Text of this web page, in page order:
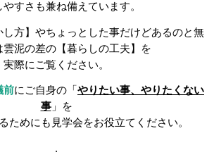
やすさも兼ね備えています。
方】やちょっとした事だけどあるのと無
雲泥の差の【暮らしの工夫】を
実際にご覧ください。
前にご自身の「 やりたい事、やりたくない
事」を
ためにも見学会をお役立てください。
.